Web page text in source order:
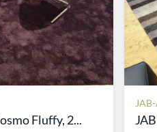
Fluffy, 2...